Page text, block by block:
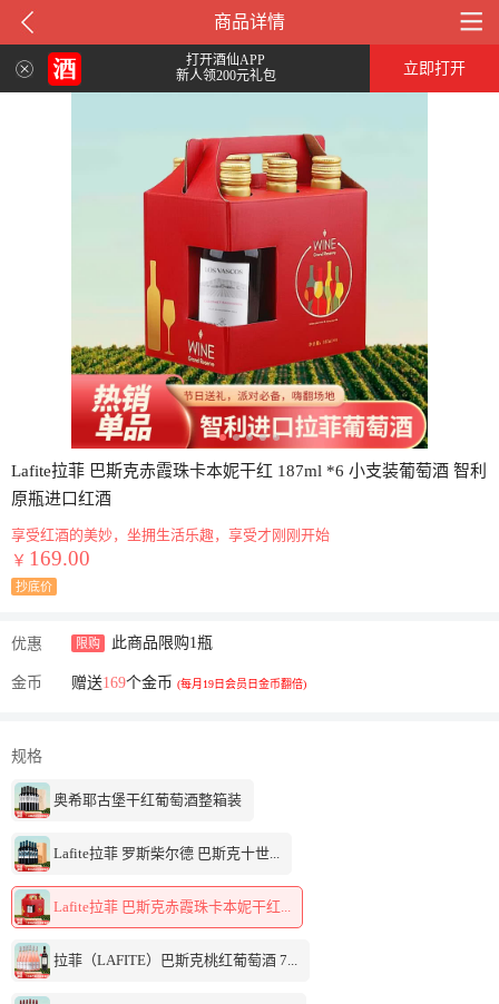
商品详情
打开酒仙APP
新人领200元礼包
立即打开
Lafite拉菲 巴斯克赤霞珠卡本妮干红 187ml *6 小支装葡萄酒 智利
原瓶进口红酒
享受红酒的美妙，坐拥生活乐趣，享受才刚刚开始
￥ 169.00
抄底价
优惠 限购 此商品限购1瓶
金币 赠送169个金币 (每月19日会员日金币翻倍)
规格
奥希耶古堡干红葡萄酒整箱装
Lafite拉菲 罗斯柴尔德 巴斯克十世...
Lafite拉菲 巴斯克赤霞珠卡本妮干红...
拉菲（LAFITE）巴斯克桃红葡萄酒 7...